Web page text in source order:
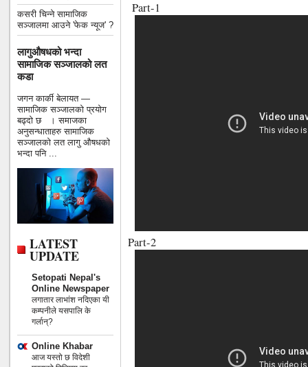
कसरी चिन्ने सामाजिक
सञ्जालमा आउने 'फेक न्यूज' ?
लागुऔषधको भन्दा
सामाजिक सञ्जालको लत
कडा
जगन कार्की बेलायत —
सामाजिक सञ्जालको प्रयोग
बढ्दो छ । समाजका
अनुसन्धाताहरु सामाजिक
सञ्जालको लत लागु औषधको
भन्दा पनि ...
LATEST
UPDATE
Setopati Nepal's
Online Newspaper
लगातार लाभांश नदिएका यी
कम्पनीले यसपालि के
गर्लान्?
Online Khabar
आज यस्तो छ विदेशी
Part-1
Part-2